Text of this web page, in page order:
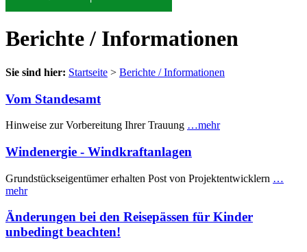
Berichte / Informationen
Sie sind hier: Startseite > Berichte / Informationen
Vom Standesamt
Hinweise zur Vorbereitung Ihrer Trauung …mehr
Windenergie - Windkraftanlagen
Grundstückseigentümer erhalten Post von Projektentwicklern …
mehr
Änderungen bei den Reisepässen für Kinder
unbedingt beachten!